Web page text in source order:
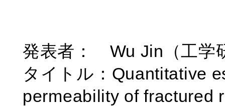
発表者： Wu Jin（工学
タイトル：Quantitative
permeability of fractured